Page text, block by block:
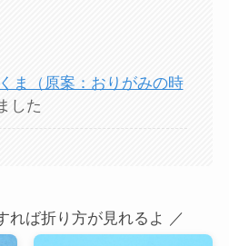
くま（原案：おりがみの時
した
れば折り方が見れるよ ／